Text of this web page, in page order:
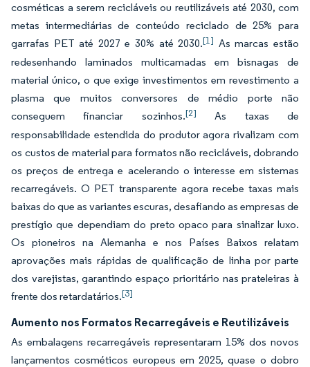
cosméticas a serem recicláveis ou reutilizáveis até 2030, com
metas intermediárias de conteúdo reciclado de 25% para
garrafas PET até 2027 e 30% até 2030.[1] As marcas estão
redesenhando laminados multicamadas em bisnagas de
material único, o que exige investimentos em revestimento a
plasma que muitos conversores de médio porte não
conseguem financiar sozinhos.[2]
As taxas de
responsabilidade estendida do produtor agora rivalizam com
os custos de material para formatos não recicláveis, dobrando
os preços de entrega e acelerando o interesse em sistemas
recarregáveis. O PET transparente agora recebe taxas mais
baixas do que as variantes escuras, desafiando as empresas de
prestígio que dependiam do preto opaco para sinalizar luxo.
Os pioneiros na Alemanha e nos Países Baixos relatam
aprovações mais rápidas de qualificação de linha por parte
dos varejistas, garantindo espaço prioritário nas prateleiras à
frente dos retardatários.[3]
Aumento nos Formatos Recarregáveis e Reutilizáveis
As embalagens recarregáveis representaram 15% dos novos
lançamentos cosméticos europeus em 2025, quase o dobro